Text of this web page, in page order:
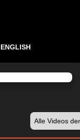
ENGLISH
ABSPIELEN 24:24
Alle Videos